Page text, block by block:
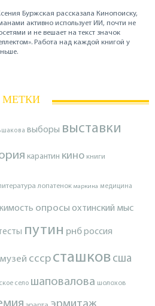
Буржская рассказала Кинопоиску,
активно использует ИИ, почти не
и не вешает на текст значок
Работа над каждой книгой у
МЕТКИ
выборы выставки
карантин кино книги
лопатенок маркина медицина
опросы охтинский мыс
путин рнброссия
ссср сташков сша
село шаповалова шолохов